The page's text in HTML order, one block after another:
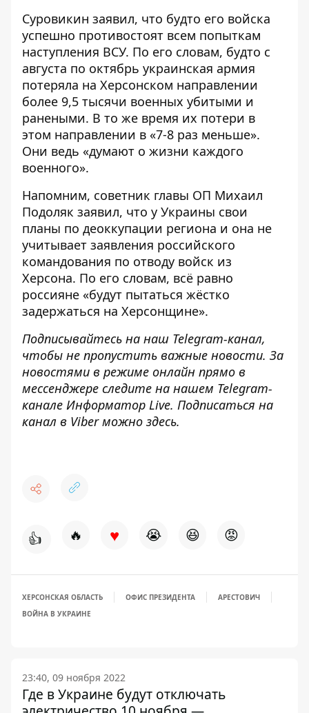
Суровикин заявил, что будто его войска
успешно противостоят всем попыткам
наступления ВСУ. По его словам, будто с
августа по октябрь украинская армия
потеряла на Херсонском направлении
более 9,5 тысячи военных убитыми и
ранеными. В то же время их потери в
этом направлении в «7-8 раз меньше».
Они ведь «думают о жизни каждого
военного».
Напомним, советник главы ОП Михаил
Подоляк заявил, что у Украины свои
планы по деоккупации региона и она не
учитывает заявления российского
командования по отводу войск из
Херсона. По его словам, всё равно
россияне «будут пытаться жёстко
задержаться на Херсонщине».
Подписывайтесь на наш Telegram-канал,
чтобы не пропустить важные новости. За
новостями в режиме онлайн прямо в
мессенджере следите на нашем Telegram-
канале Информатор Live. Подписаться на
канал в Viber можно здесь.
👍 🔥 ♥ 😭 😆 😡
ХЕРСОНСКАЯ ОБЛАСТЬ ОФИС ПРЕЗИДЕНТА
АРЕСТОВИЧ
ВОЙНА В УКРАИНЕ
23:40, 09 ноября 2022
Где в Украине будут отключать